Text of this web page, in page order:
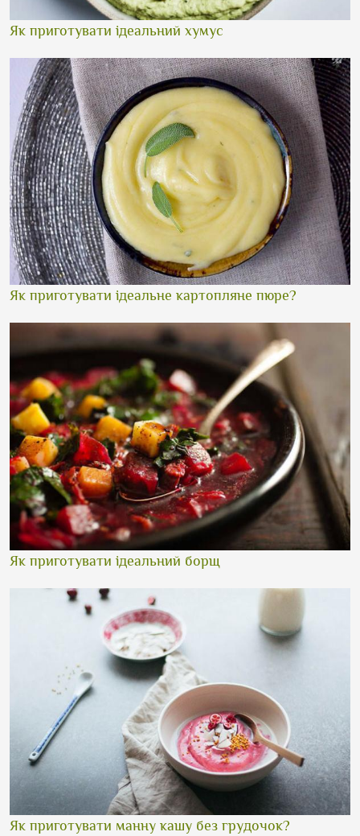
Як приготувати ідеальний хумус
Як приготувати ідеальне картопляне пюре?
Як приготувати ідеальний борщ
Як приготувати манну кашу без грудочок?